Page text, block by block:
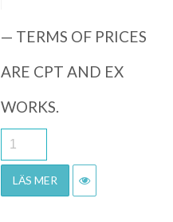
— TERMS OF PRICES
ARE CPT AND EX
WORKS.
LÄS MER